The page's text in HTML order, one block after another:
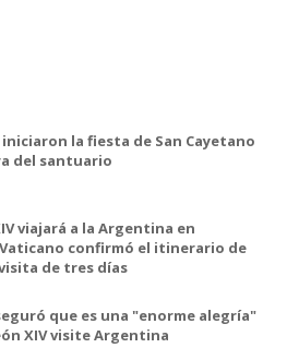
la fiesta de San Cayetano
del santuario
viajará a la Argentina en
confirmó el itinerario de
de tres días
que es una "enorme alegría"
XIV visite Argentina